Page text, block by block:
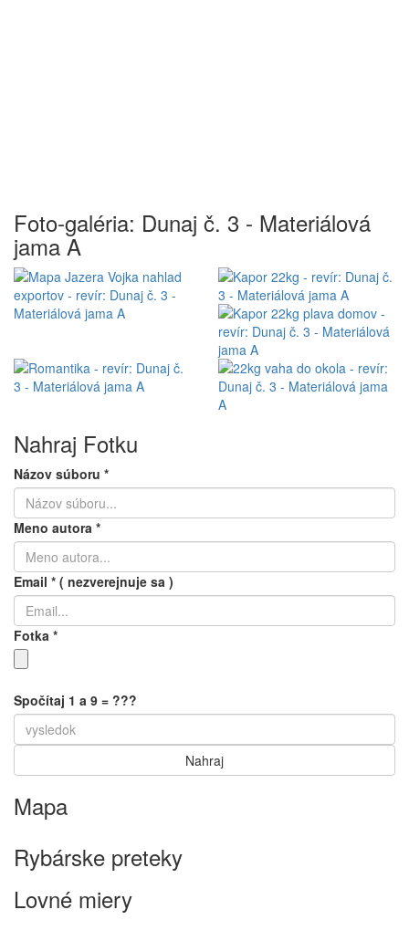
Foto-galéria: Dunaj č. 3 - Materiálová
jama A
Nahraj Fotku
Názov súboru *
Meno autora *
Email * ( nezverejnuje sa )
Fotka *
Spočítaj 1 a 9 = ???
Mapa
Rybárske preteky
Lovné miery